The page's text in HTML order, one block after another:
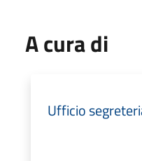
A cura di
Ufficio